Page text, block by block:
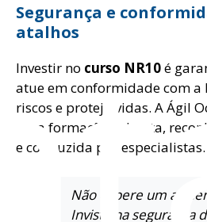
Segurança e
atalhos
Investir no curso NR10é
atue em conformidade com a
riscos e proteja vidas. A Ágil
uma formação robusta,
e conduzida por especialistas.
Não espere um
Invista na segurança